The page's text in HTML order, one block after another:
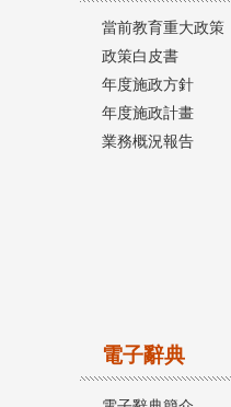
當前教育重大政策
政策白皮書
年度施政方針
年度施政計畫
業務概況報告
電子辭典